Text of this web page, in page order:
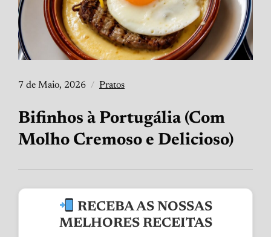
7 de Maio, 2026 Pratos
Bifinhos à Portugália (Com
Molho Cremoso e Delicioso)
RECEBA AS NOSSAS
MELHORES RECEITAS